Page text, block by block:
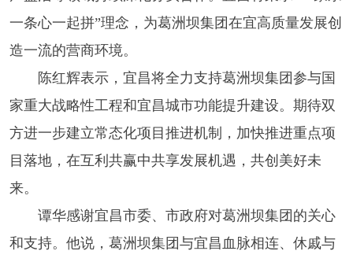
一条心一起拼”理念，为葛洲坝集团在宜高质量发展创
造一流的营商环境。
陈红辉表示，宜昌将全力支持葛洲坝集团参与国
家重大战略性工程和宜昌城市功能提升建设。期待双
方进一步建立常态化项目推进机制，加快推进重点项
目落地，在互利共赢中共享发展机遇，共创美好未
来。
谭华感谢宜昌市委、市政府对葛洲坝集团的关心
和支持。他说，葛洲坝集团与宜昌血脉相连、休戚与